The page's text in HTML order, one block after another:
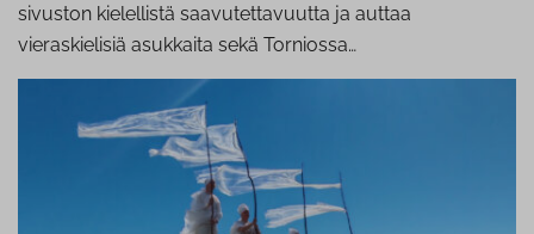
sivuston kielellistä saavutettavuutta ja auttaa
vieraskielisiä asukkaita sekä Torniossa…